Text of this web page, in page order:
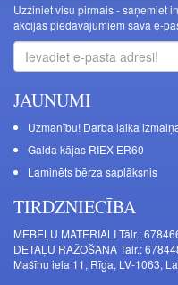
Uzziniet visu pirmais - saņemiet
akcijas piedāvājumiem savā e-
JAUNUMI
Uzmanību! Darba laika
Galda kājas RIEX ER60
Laminēts bērza saplāksnis
TIRDZNIECĪBA
MĒBEĻU MATERIĀLI Tālr.:
DETAĻU RAŽOŠANA Tālr.:
Mašīnu iela 11, Rīga, LV-1063,